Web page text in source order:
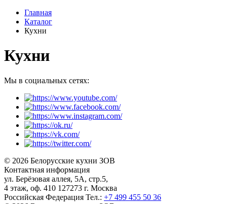
Главная
Каталог
Кухни
Кухни
Мы в социальных сетях:
© 2026 Белорусские кухни ЗОВ
Контактная информация
ул. Берёзовая аллея, 5А, стр.5,
4 этаж, оф. 410 127273 г. Москва
Российская Федерация Тел.: +7 499 455 50 36